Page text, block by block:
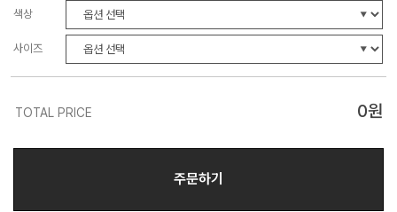
색상
사이즈
TOTAL PRICE 0원
주문하기